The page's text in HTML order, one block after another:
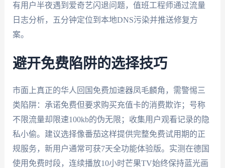
有用户半夜遇到爱奇艺闪退问题，值班工程师通过流量
日志分析，五分钟定位到本地DNS污染并推送修复方
案。
避开免费陷阱的选择技巧
市面上真正的华人回国免费加速器凤毛麟角，需警惕三
类陷阱：承诺免费但要求购买充值卡的消费欺诈；号称
不限流量却限速100kb的伪无限；收集用户观看记录的隐
私小偷。建议选择像番茄这样提供完整免费试用期的正
规服务，新用户通常可获7天全功能体验版。实测在德国
使用免费时段，连续播放10小时芒果TV始终保持蓝光画